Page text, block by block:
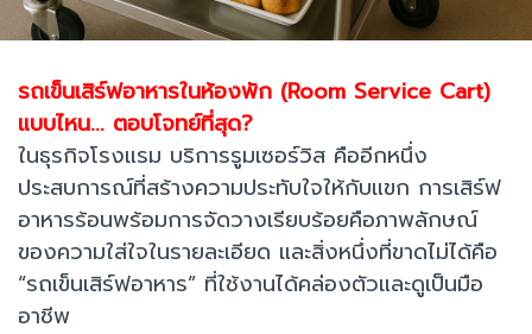
รถเข็นเสิร์ฟอาหารในห้องพัก (Room Service Cart)
แบบไหน... ตอบโจทย์ที่สุด?
ในธุรกิจโรงแรม บริการรูมเซอร์วิส คืออีกหนึ่ง
ประสบการณ์ที่สร้างความประทับใจให้กับแขก การเสิร์ฟ
อาหารร้อนพร้อมการจัดวางเรียบร้อยคือภาพลักษณ์
ของความใส่ใจในรายละเอียด และสิ่งหนึ่งที่ขาดไม่ได้คือ
“รถเข็นเสิร์ฟอาหาร” ที่ใช้งานได้คล่องตัวและดูเป็นมือ
อาชีพ